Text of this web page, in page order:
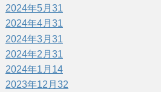
2024年5月 31
2024年4月 31
2024年3月 31
2024年2月 31
2024年1月 14
2023年12月 32